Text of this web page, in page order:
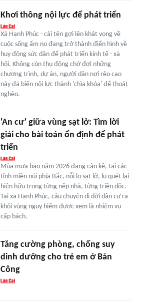
Khơi thông nội lực để phát triển
Xã Hạnh Phúc - cái tên gợi lên khát vọng về
cuộc sống ấm no đang trở thành điển hình về
huy động sức dân để phát triển kinh tế - xã
hội. Không còn thụ động chờ đợi những
chương trình, dự án, người dân nơi rẻo cao
này đã biến nội lực thành 'chìa khóa' để thoát
nghèo.
'An cư' giữa vùng sạt lở: Tìm lời
giải cho bài toán ổn định để phát
triển
Mùa mưa bão năm 2026 đang cận kề, tại các
tỉnh miền núi phía Bắc, nỗi lo sạt lở, lũ quét lại
hiện hữu trong từng nếp nhà, từng triền dốc.
Tại xã Hạnh Phúc, câu chuyện di dời dân cư ra
khỏi vùng nguy hiểm được xem là nhiệm vụ
cấp bách.
Tăng cường phòng, chống suy
dinh dưỡng cho trẻ em ở Bản
Công